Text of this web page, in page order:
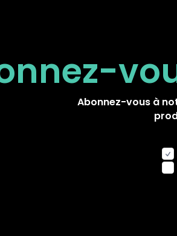
Abonnez-vous à